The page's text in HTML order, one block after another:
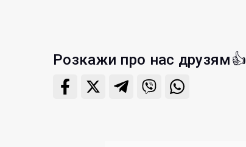
Розкажи про нас друзям👍